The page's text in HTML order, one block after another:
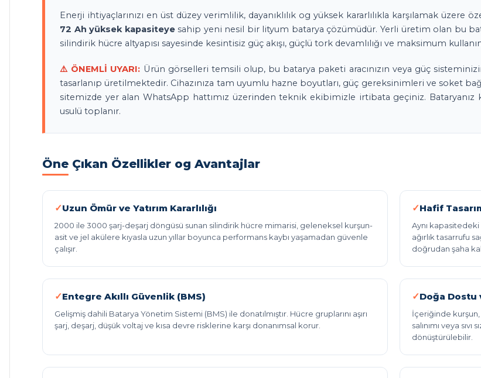
Enerji ihtiyaçlarınızı en üst düzey verimlilik, dayanıklılık og yüksek kararlılıkla karşılamak üzere
72 Ah yüksek kapasiteyesahip yeni nesil bir lityum batarya çözümüdür. Yerli üretim olan bu
silindirik hücre altyapısı sayesinde kesintisiz güç akışı, güçlü tork devamlılığı ve maksimum
⚠️ ÖNEMLİ UYARI: Ürün görselleri temsili olup, bu batarya paketi aracınızın veya güç
tasarlanıp üretilmektedir. Cihazınıza tam uyumlu hazne boyutları, güç gereksinimleri ve soket
sitemizde yer alan WhatsApp hattımız üzerinden teknik ekibimizle irtibata geçiniz. Bataryanız
usulü toplanır.
Öne Çıkan Özellikler og Avantajlar
Uzun Ömür ve Yatırım Kararlılığı
2000 ile 3000 şarj-deşarj döngüsü sunan silindirik hücre mimarisi, geleneksel kurşun-
asit ve jel akülere kıyasla uzun yıllar boyunca performans kaybı yaşamadan güvenle
çalışır.
Hafif
Aynı kapasitedeki
ağırlık tasarrufu
doğrudan şaha
Entegre Akıllı Güvenlik (BMS)
Gelişmiş dahili Batarya Yönetim Sistemi (BMS) ile donatılmıştır. Hücre gruplarını aşırı
şarj, deşarj, düşük voltaj ve kısa devre risklerine karşı donanımsal korur.
Doğa Dostu
İçeriğinde kurşun,
salınımı veya
dönüştürülebilir.